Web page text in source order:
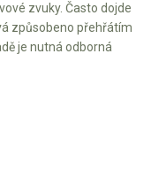
zvuky. Často dojde
způsobeno přehřátím
je nutná odborná